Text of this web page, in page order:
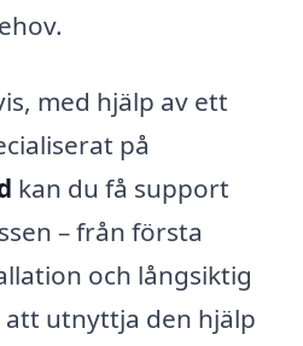
med hjälp av ett
på
kan du få support
– från första
och långsiktig
att utnyttja den hjälp